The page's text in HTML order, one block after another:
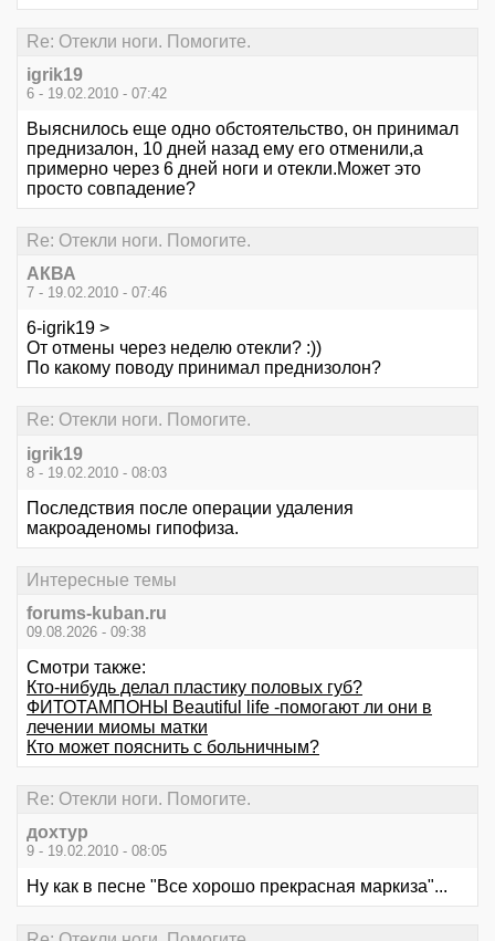
Re: Отекли ноги. Помогите.
igrik19
6 - 19.02.2010 - 07:42
Выяснилось еще одно обстоятельство, он принимал
преднизалон, 10 дней назад ему его отменили,а
примерно через 6 дней ноги и отекли.Может это
просто совпадение?
Re: Отекли ноги. Помогите.
АКВА
7 - 19.02.2010 - 07:46
6-igrik19 >
От отмены через неделю отекли? :))
По какому поводу принимал преднизолон?
Re: Отекли ноги. Помогите.
igrik19
8 - 19.02.2010 - 08:03
Последствия после операции удаления
макроаденомы гипофиза.
Интересные темы
forums-kuban.ru
09.08.2026 - 09:38
Смотри также:
Кто-нибудь делал пластику половых губ?
ФИТОТАМПОНЫ Beautiful life -помогают ли они в
лечении миомы матки
Кто может пояснить с больничным?
Re: Отекли ноги. Помогите.
дохтур
9 - 19.02.2010 - 08:05
Ну как в песне "Все хорошо прекрасная маркиза"...